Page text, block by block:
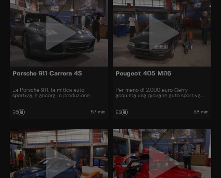
Porsche 911 Carrera 4S
La Porsche 911, la mitica auto
sportiva, è ancora in produzione.
E6 57 min
Peugeot 405 Mi16
Per meno di 2.000 euro Gerry
acquista una giovane auto sportiva
E5 58 min